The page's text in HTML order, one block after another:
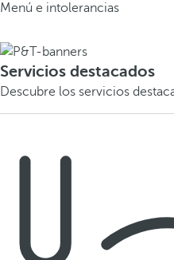
Menú e intolerancias
Servicios destacados
Descubre los servicios